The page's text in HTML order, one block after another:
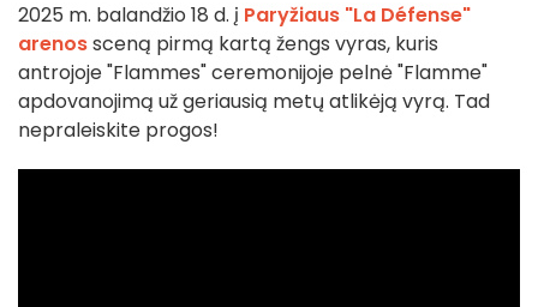
2025 m. balandžio 18 d. į Paryžiaus "La Défense"
arenossceną pirmą kartą žengs vyras, kuris
antrojoje "Flammes" ceremonijoje pelnė "Flamme"
apdovanojimą už geriausią metų atlikėją vyrą. Tad
nepraleiskite progos!